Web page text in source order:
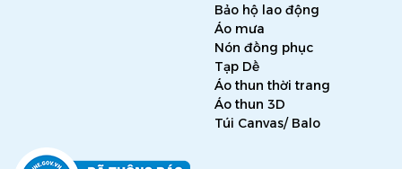
Bảo hộ lao động
Áo mưa
Nón đồng phục
Tạp Dề
Áo thun thời trang
Áo thun 3D
Túi Canvas/ Balo